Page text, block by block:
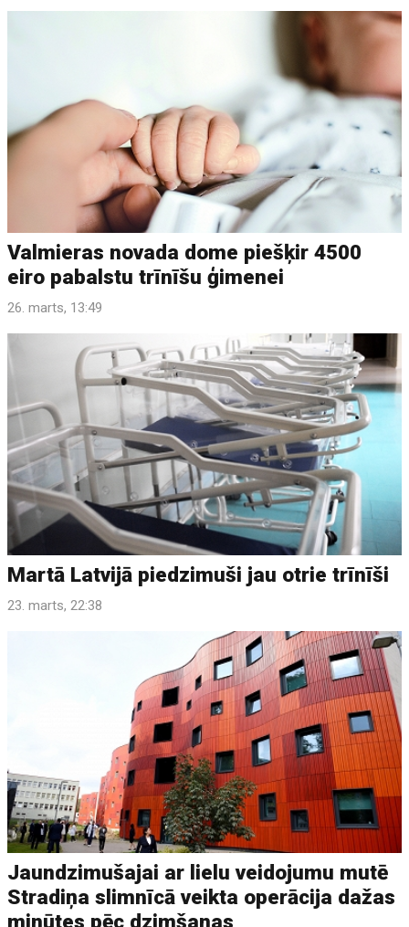
Valmieras novada dome piešķir 4500
eiro pabalstu trīnīšu ģimenei
26. marts, 13:49
Martā Latvijā piedzimuši jau otrie trīnīši
23. marts, 22:38
Jaundzimušajai ar lielu veidojumu mutē
Stradiņa slimnīcā veikta operācija dažas
minūtes pēc dzimšanas